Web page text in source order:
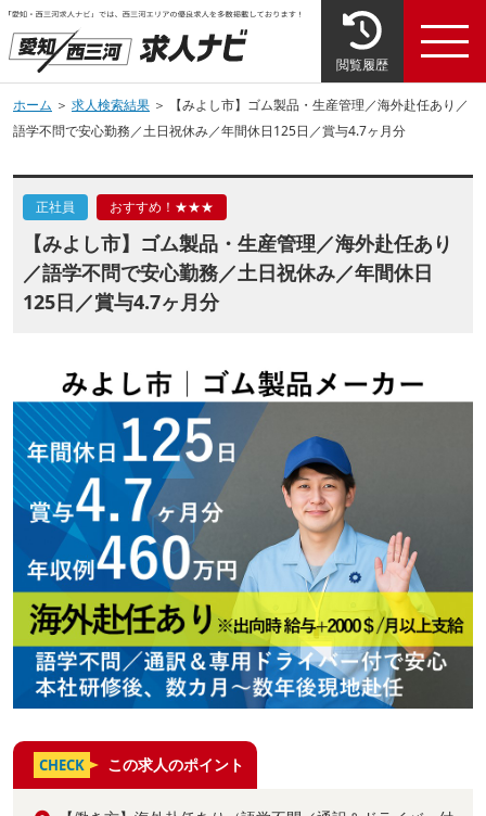
閲覧履歴
ホーム ＞ 求人検索結果 ＞ 【みよし市】ゴム製品・生産管理／海外赴任あり／
語学不問で安心勤務／土日祝休み／年間休日125日／賞与4.7ヶ月分
正社員 おすすめ！★★★
【みよし市】ゴム製品・生産管理／海外赴任あり
／語学不問で安心勤務／土日祝休み／年間休日
125日／賞与4.7ヶ月分
CHECK この求人のポイント